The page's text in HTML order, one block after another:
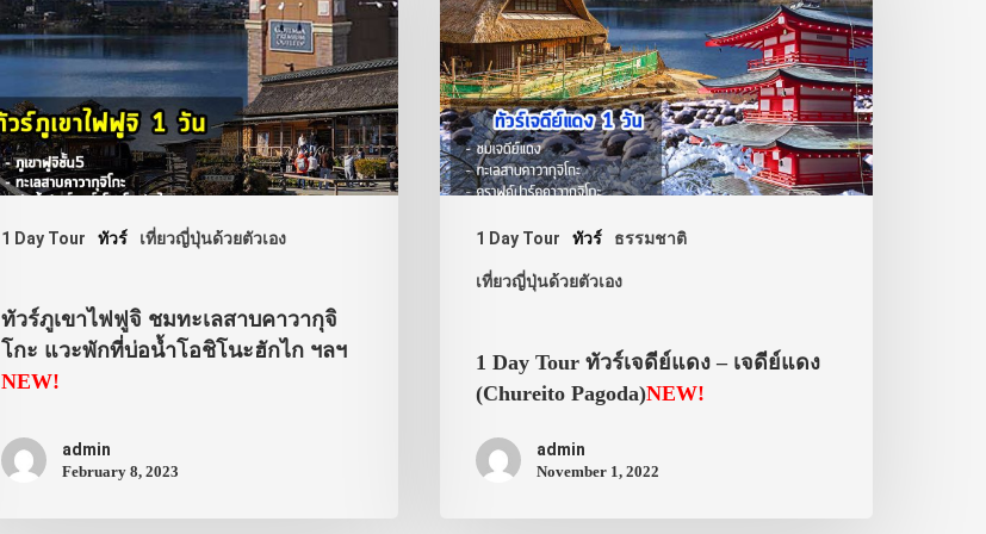
1 Day Tour ทัวร์ เที่ยวญี่ปุ่นด้วยตัวเอง
ทัวร์ภูเขาไฟฟูจิ ชมทะเลสาบคาวากุจิ
โกะ แวะพักที่บ่อน้ำโอชิโนะฮักไก ฯลฯ
NEW!
admin
February 8, 2023
1 Day Tour ทัวร์ ธรรมชาติ
เที่ยวญี่ปุ่นด้วยตัวเอง
1 Day Tour ทัวร์เจดีย์แดง – เจดีย์แดง
(Chureito Pagoda)NEW!
admin
November 1, 2022